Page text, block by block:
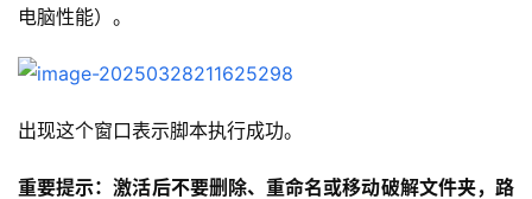
电脑性能）。
出现这个窗口表示脚本执行成功。
重要提示：激活后不要删除、重命名或移动破解文件夹，路